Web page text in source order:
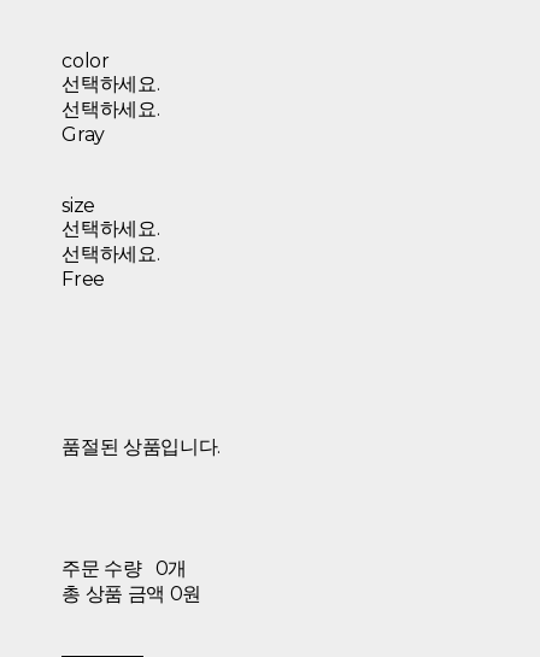
color
선택하세요.
선택하세요.
Gray
size
선택하세요.
선택하세요.
Free
품절된 상품입니다.
주문 수량
0개
총 상품 금액 0원